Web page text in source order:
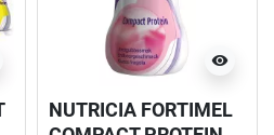
visibility
NUTRICIA FORTIMEL